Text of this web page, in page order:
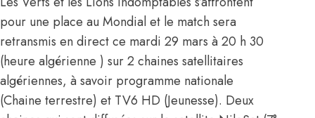
pour une place au Mondial et le match sera
retransmis en direct ce mardi 29 mars à 20 h 30
(heure algérienne ) sur 2 chaines satellitaires
algériennes, à savoir programme nationale
(Chaine terrestre) et TV6 HD (Jeunesse). Deux